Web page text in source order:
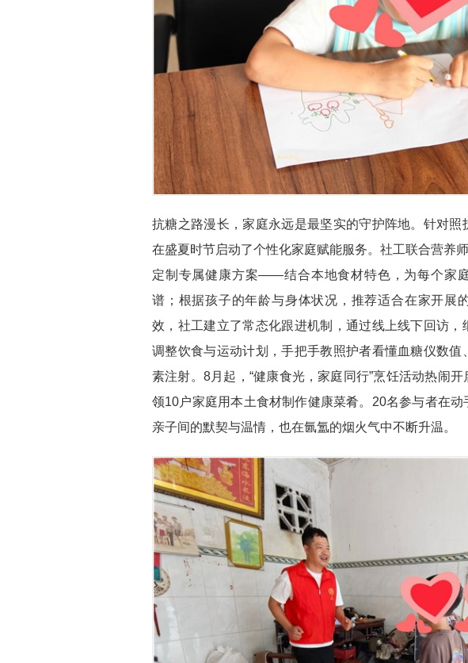
抗糖之路漫长，家庭永远是最坚实的守护阵地。针对照
在盛夏时节启动了个性化家庭赋能服务。社工联合营养
定制专属健康方案——结合本地食材特色，为每个家
谱；根据孩子的年龄与身体状况，推荐适合在家开展
效，社工建立了常态化跟进机制，通过线上线下回访
调整饮食与运动计划，手把手教照护者看懂血糖仪数
素注射。8月起，“健康食光，家庭同行”烹饪活动热闹
领10户家庭用本土食材制作健康菜肴。20名参与者在动
亲子间的默契与温情，也在氤氲的烟火气中不断升温。